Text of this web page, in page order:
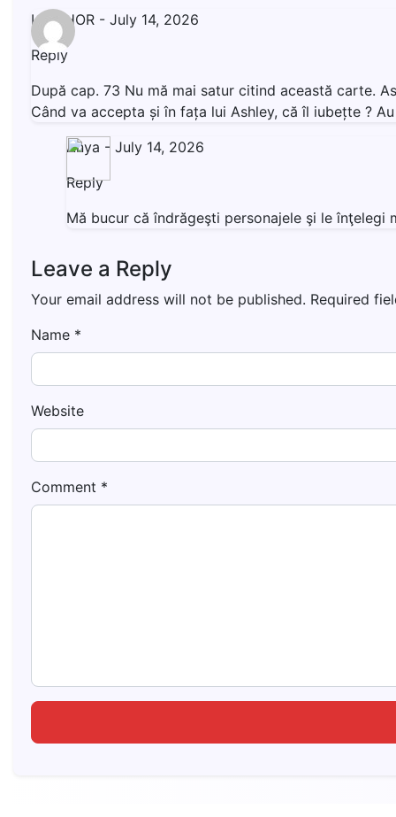
LIVISHOR - July 14, 2026
Reply
După cap. 73 Nu mă mai satur citind această carte.
Când va accepta și în fața lui Ashley, că îl iubețte ?
Anya - July 14, 2026
Reply
Mă bucur că îndrăgeşti personajele şi le
Leave a Reply
Your email address will not be published. Required
Name *
Website
Comment *